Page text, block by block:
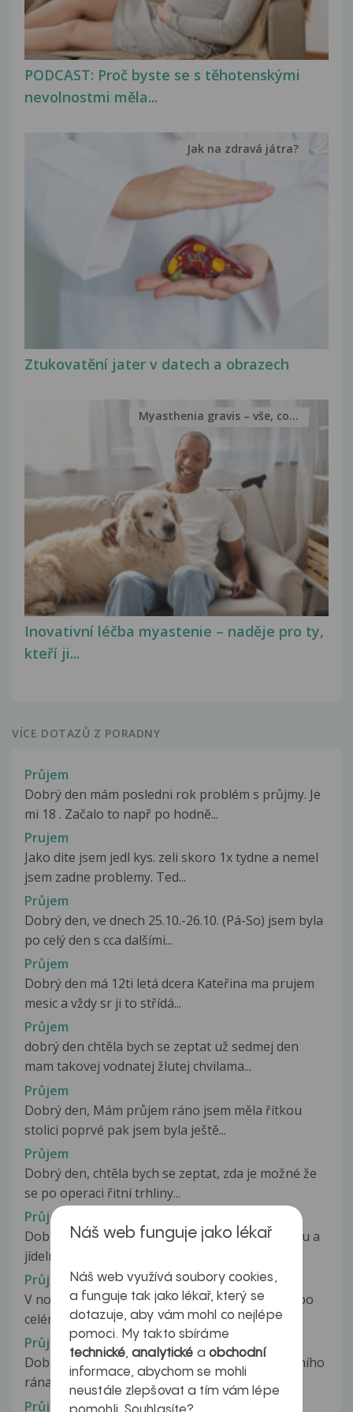
PODCAST: Proč byste se s těhotenskými
nevolnostmi měla...
Ztukovatění jater v datech a obrazech
Jak na zdravá játra?
Inovativní léčba myastenie – naděje pro ty,
kteří ji...
Myasthenia gravis – vše, co...
VÍCE DOTAZŮ Z PORADNY
Průjem
Dobrý den mám posledni rok problém s průjmy. Je
mi 18 . Začalo to např po hodně...
Prujem
Jako dite jsem jedl kys. zeli skoro 1x tydne a nemel
jsem zadne problemy. Ted...
Průjem
Dobrý den, ve dnech 25.10.-26.10. (Pá-So) jsem byla
po celý den s cca dalšími...
Průjem
Dobrý den má 12ti letá dcera Kateřina ma prujem
mesic a vždy sr ji to střídá...
Průjem
dobrý den chtěla bych se zeptat už sedmej den
mam takovej vodnatej žlutej chvilama...
Průjem
Dobrý den, Mám průjem ráno jsem měla řítkou
stolici poprvé pak jsem byla ještě...
Průjem
Dobrý den, chtěla bych se zeptat, zda je možné že
se po operaci řitní trhliny...
Průjem
Dobrý den, manžel potřebuje poradit se stravou a
jídelníčkem, který by mu pomohl...
Průjem
V noci z 27. na 28. 8. jsem měl třesavku/zimnici po
celém těle, průjem, bolest...
Průjem
Dobrý den, rád bych se zeptal. Mámě od sobotního
rána bylo velice špatně,...
Průjem
Náš web funguje jako lékař
Náš web využívá soubory cookies,
a funguje tak jako lékař, který se
dotazuje, aby vám mohl co nejlépe
pomoci. My takto sbíráme
technické,analytické a obchodní
informace, abychom se mohli
neustále zlepšovat a tím vám lépe